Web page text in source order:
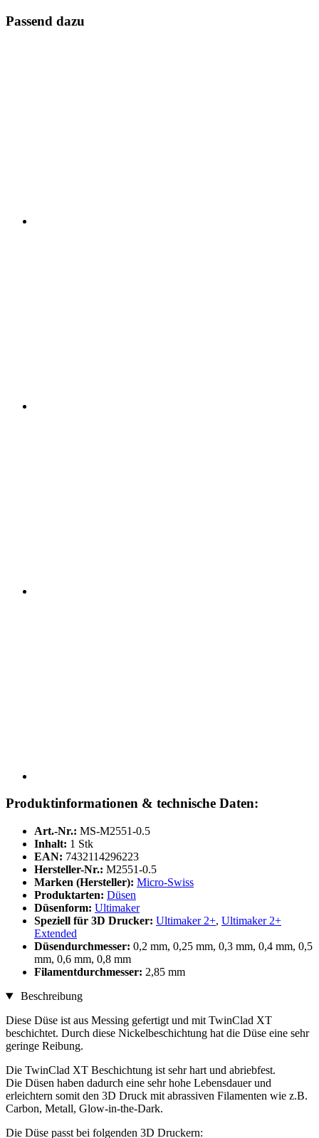
Passend dazu
Produktinformationen & technische Daten:
Art.-Nr.: MS-M2551-0.5
Inhalt: 1 Stk
EAN: 7432114296223
Hersteller-Nr.: M2551-0.5
Marken (Hersteller): Micro-Swiss
Produktarten: Düsen
Düsenform: Ultimaker
Speziell für 3D Drucker: Ultimaker 2+, Ultimaker 2+
Extended
Düsendurchmesser: 0,2 mm, 0,25 mm, 0,3 mm, 0,4 mm, 0,5
mm, 0,6 mm, 0,8 mm
Filamentdurchmesser: 2,85 mm
Beschreibung
Diese Düse ist aus Messing gefertigt und mit TwinClad XT
beschichtet. Durch diese Nickelbeschichtung hat die Düse eine sehr
geringe Reibung.
Die TwinClad XT Beschichtung ist sehr hart und abriebfest.
Die Düsen haben dadurch eine sehr hohe Lebensdauer und
erleichtern somit den 3D Druck mit abrassiven Filamenten wie z.B.
Carbon, Metall, Glow-in-the-Dark.
Die Düse passt bei folgenden 3D Druckern: